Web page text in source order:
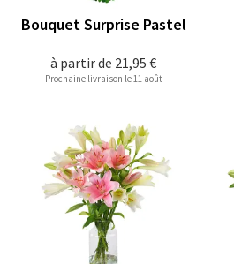
à partir de 21,95 €
Bouquet Surprise Pastel
Prochaine livraison le 11 août